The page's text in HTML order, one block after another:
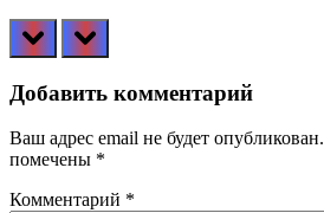
prev next
Добавить комментарий
Ваш адрес email не будет опубликован.
помечены *
Комментарий *